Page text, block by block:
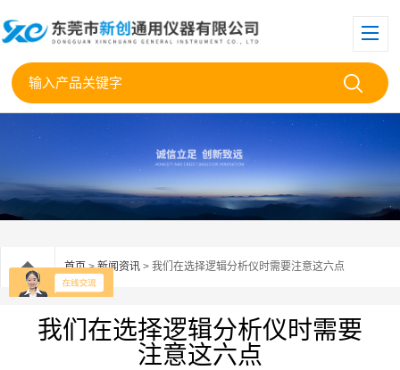
首页>新闻资讯 > 我们在选择逻辑分析仪时需要注意这六点
我们在选择逻辑分析仪时需要
注意这六点